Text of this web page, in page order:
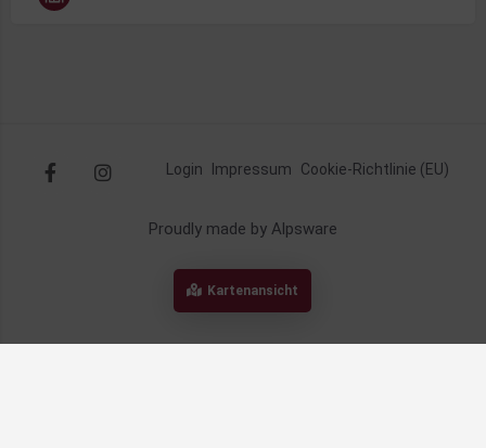
Login Impressum Cookie-Richtlinie (EU)
Proudly made by Alpsware
Kartenansicht